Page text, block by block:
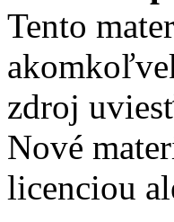
Tento
zdroj
Nové
licenciou